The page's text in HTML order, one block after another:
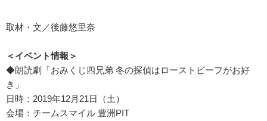
取材・文／後藤悠里奈
＜イベント情報＞
◆朗読劇「おみくじ四兄弟 冬の探偵はローストビーフがお好
き」
日時：2019年12月21日（土）
会場：チームスマイル 豊洲PIT